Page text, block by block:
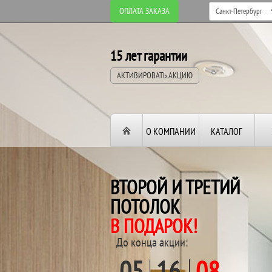
ОПЛАТА ЗАКАЗА
15 лет гарантии
АКТИВИРОВАТЬ АКЦИЮ
О КОМПАНИИ КАТАЛОГ
ВТОРОЙ И ТРЕТИЙ
ПОТОЛОК
В ПОДАРОК!
До конца акции: